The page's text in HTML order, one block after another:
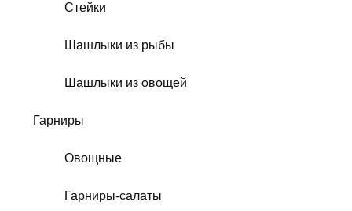
Стейки
Шашлыки из рыбы
Шашлыки из овощей
Гарниры
Овощные
Гарниры-салаты